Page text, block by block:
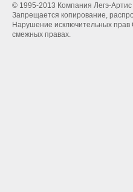
© 1995-2013 Компания Легэ-Артис
Запрещается копирование,
Нарушение исключительных прав
смежных правах.